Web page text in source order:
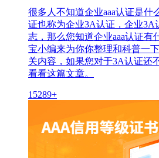
很多人不知道企业aaa认证是什
证也称为企业3A认证，企业3A
志，那么您知道企业aaa认证有
宝小编来为你你整理和科普一
关内容，如果您对于3A认证还
看看这篇文章。
15289+